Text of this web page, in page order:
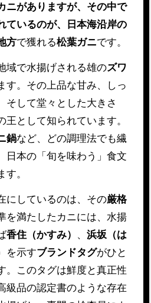
ニがありますが、その中で
ているのが、日本海沿岸の
方で獲れる松葉ガニです。
域で水揚げされる雄のズワ
す。その上品な甘み、しっ
そして堂々とした大きさ
として知られています。
鍋など、どの調理法でも繊
日本の「旬を味わう」食文
。
にしているのは、その厳格
を満たしたカニには、水揚
香住（かすみ） 、 浜坂（は
を示すブランドタグがひと
。このタグは鮮度と真正性
級品の認定書のような存在